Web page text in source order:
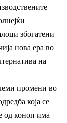
збогатени
нова ера во
на
промени во
која се
од коноп има